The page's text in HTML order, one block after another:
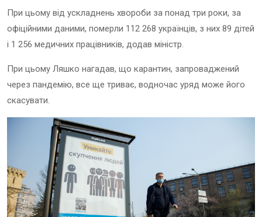
При цьому від ускладнень хвороби за понад три роки, за
офіційними даними, померли 112 268 українців, з них 89 дітей
і 1 256 медичних працівників, додав міністр.
При цьому Ляшко нагадав, що карантин, запроваджений
через пандемію, все ще триває, водночас уряд може його
скасувати.